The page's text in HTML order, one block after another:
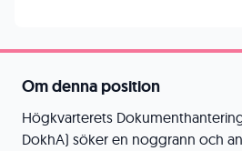
Om denna position
Högkvarterets
DokhA) söker en noggrann och